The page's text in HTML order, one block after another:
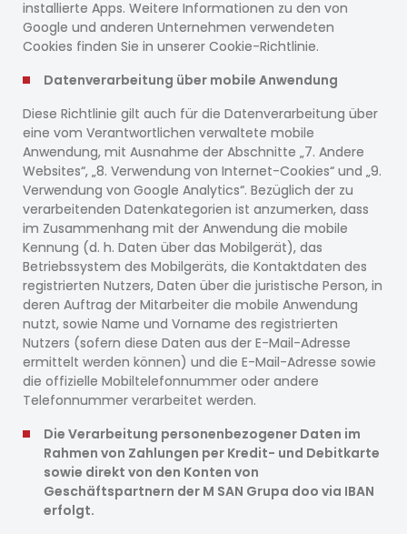
installierte Apps. Weitere Informationen zu den von
Google und anderen Unternehmen verwendeten
Cookies finden Sie in unserer Cookie-Richtlinie.
Datenverarbeitung über mobile Anwendung
Diese Richtlinie gilt auch für die Datenverarbeitung über
eine vom Verantwortlichen verwaltete mobile
Anwendung, mit Ausnahme der Abschnitte „7. Andere
Websites“, „8. Verwendung von Internet-Cookies“ und „9.
Verwendung von Google Analytics“. Bezüglich der zu
verarbeitenden Datenkategorien ist anzumerken, dass
im Zusammenhang mit der Anwendung die mobile
Kennung (d. h. Daten über das Mobilgerät), das
Betriebssystem des Mobilgeräts, die Kontaktdaten des
registrierten Nutzers, Daten über die juristische Person, in
deren Auftrag der Mitarbeiter die mobile Anwendung
nutzt, sowie Name und Vorname des registrierten
Nutzers (sofern diese Daten aus der E-Mail-Adresse
ermittelt werden können) und die E-Mail-Adresse sowie
die offizielle Mobiltelefonnummer oder andere
Telefonnummer verarbeitet werden.
Die Verarbeitung personenbezogener Daten im
Rahmen von Zahlungen per Kredit- und Debitkarte
sowie direkt von den Konten von
Geschäftspartnern der M SAN Grupa doo via IBAN
erfolgt.